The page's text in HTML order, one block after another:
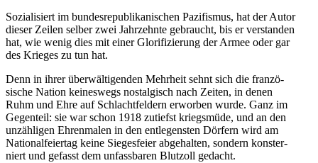
Sozia­li­siert im bundes­re­pu­bli­ka­ni­schen Pazifismus, hat der Autor
dieser Zeilen selber zwei Jahrzehnte gebraucht, bis er verstanden
hat, wie wenig dies mit einer Glori­fi­zierung der Armee oder gar
des Krieges zu tun hat.
Denn in ihrer überwäl­ti­genden Mehrheit sehnt sich die franzö­
sische Nation keineswegs nostal­gisch nach Zeiten, in denen
Ruhm und Ehre auf Schlacht­feldern erworben wurde. Ganz im
Gegenteil: sie war schon 1918 zutiefst kriegsmüde, und an den
unzäh­ligen Ehren­malen in den entle­gensten Dörfern wird am
Natio­nal­fei­ertag keine Sieges­feier abgehalten, sondern konster­
niert und gefasst dem unfass­baren Blutzoll gedacht.